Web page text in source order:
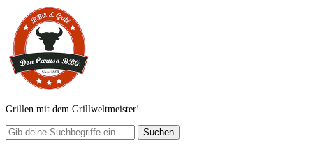
Grillen mit dem Grillweltmeister!